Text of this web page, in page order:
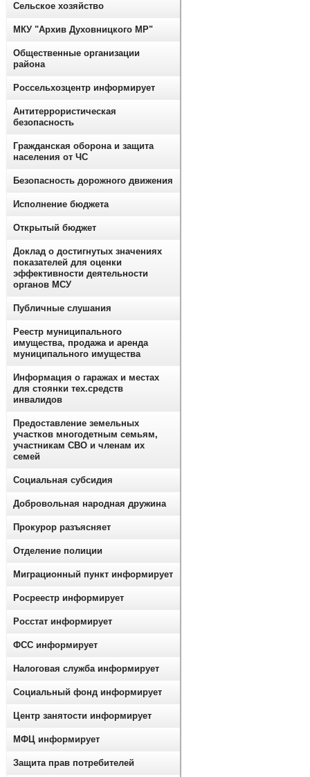
Сельское хозяйство
МКУ "Архив Духовницкого МР"
Общественные организации
района
Россельхозцентр информирует
Антитеррористическая
безопасность
Гражданская оборона и защита
населения от ЧС
Безопасность дорожного движения
Исполнение бюджета
Открытый бюджет
Доклад о достигнутых значениях
показателей для оценки
эффективности деятельности
органов МСУ
Публичные слушания
Реестр муниципального
имущества, продажа и аренда
муниципального имущества
Информация о гаражах и местах
для стоянки тех.средств
инвалидов
Предоставление земельных
участков многодетным семьям,
участникам СВО и членам их
семей
Социальная субсидия
Добровольная народная дружина
Прокурор разъясняет
Отделение полиции
Миграционный пункт информирует
Росреестр информирует
Росстат информирует
ФСС информирует
Налоговая служба информирует
Социальный фонд информирует
Центр занятости информирует
МФЦ информирует
Защита прав потребителей